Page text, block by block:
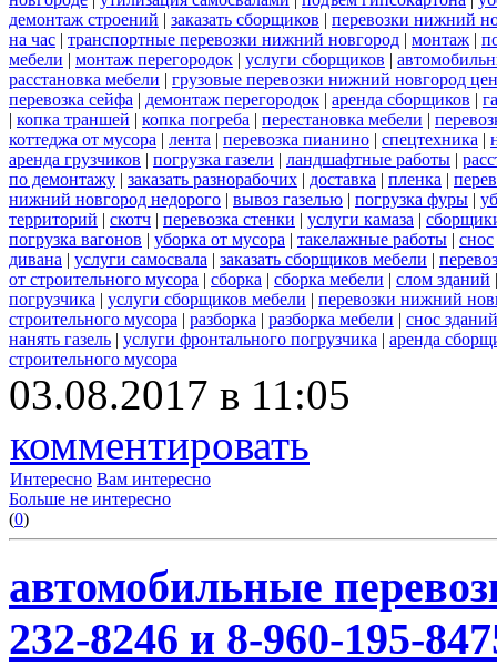
демонтаж строений | заказать сборщиков | перевозки нижний
на час | транспортные перевозки нижний новгород | монтаж |
мебели | монтаж перегородок | услуги сборщиков |
расстановка мебели | грузовые перевозки нижний новгород
перевозка сейфа | демонтаж перегородок | аренда сборщиков |
| копка траншей | копка погреба | перестановка мебели |
коттеджа от мусора | лента | перевозка пианино | спецтехника |
аренда грузчиков | погрузка газели | ландшафтные работы |
по демонтажу | заказать разнорабочих | доставка | пленка |
нижний новгород недорого | вывоз газелью | погрузка фуры |
территорий | скотч | перевозка стенки | услуги камаза |
погрузка вагонов | уборка от мусора | такелажные работы | снос
дивана | услуги самосвала | заказать сборщиков мебели |
от строительного мусора | сборка | сборка мебели | слом зданий
погрузчика | услуги сборщиков мебели | перевозки нижний
строительного мусора | разборка | разборка мебели | снос зданий
нанять газель | услуги фронтального погрузчика | аренда
строительного мусора
03.08.2017 в 11:05
комментировать
Интересно Вам интересно
Больше не интересно
(0)
автомобильные
232-8246 и 8-960-195-